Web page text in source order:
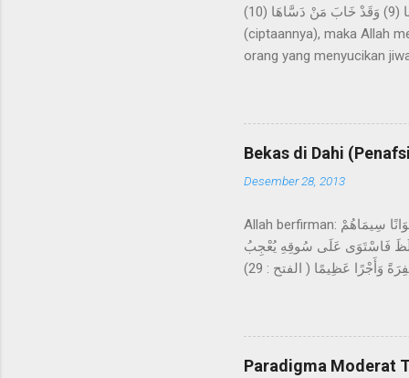
وَنَفْسٍ وَمَا سَوَّاهَا (7) فَأَلْهَمَهَا فُجُورَهَا وَتَقْوَاهَا (8) قَدْ أَفْلَحَ مَنْ زَكَّاهَا (9) وَقَدْ خَابَ مَنْ دَسَّاهَا (10) Demi jiwa dan penyempurnaan
(ciptaannya), maka Allah
orang yang menyucikan
diri/jiwa manusia dan
manusia. Al-Qurthubi
yang lain mengartikannya
berbentuk nakirah (tanpa
Bekas di Dahi
Desember 28, 2013
Allah berfirman: مُحَمَّدٌ رَسُولُ اللَّهِ وَالَّذِينَ مَعَهُ أَشِدَّاءُ عَلَى الْكُفَّارِ رُحَمَاءُ بَيْنَهُمْ تَرَاهُمْ رُكَّعًا سُجَّدًا يَبْتَغُونَ فَضْلًا مِنَ اللَّهِ وَرِضْوَانًا سِيمَاهُمْ
فَاسْتَوَى عَلَى سُوقِهِ يُعْجِبُ
الزُّرَّاعَ لِيَغِيظَ بِهِمُ الْكُفَّارَ وَعَدَ اللَّهُ الَّذِينَ آمَنُوا وَعَمِلُوا الصَّالِحَاتِ مِنْهُمْ مَغْفِرَةً وَأَجْرًا عَظِيمًا ( الفتح : 29) Muhammad itu adalah utusan
mereka: kamu lihat
muka mereka dari bekas
tanaman yang
Paradigma Moderat